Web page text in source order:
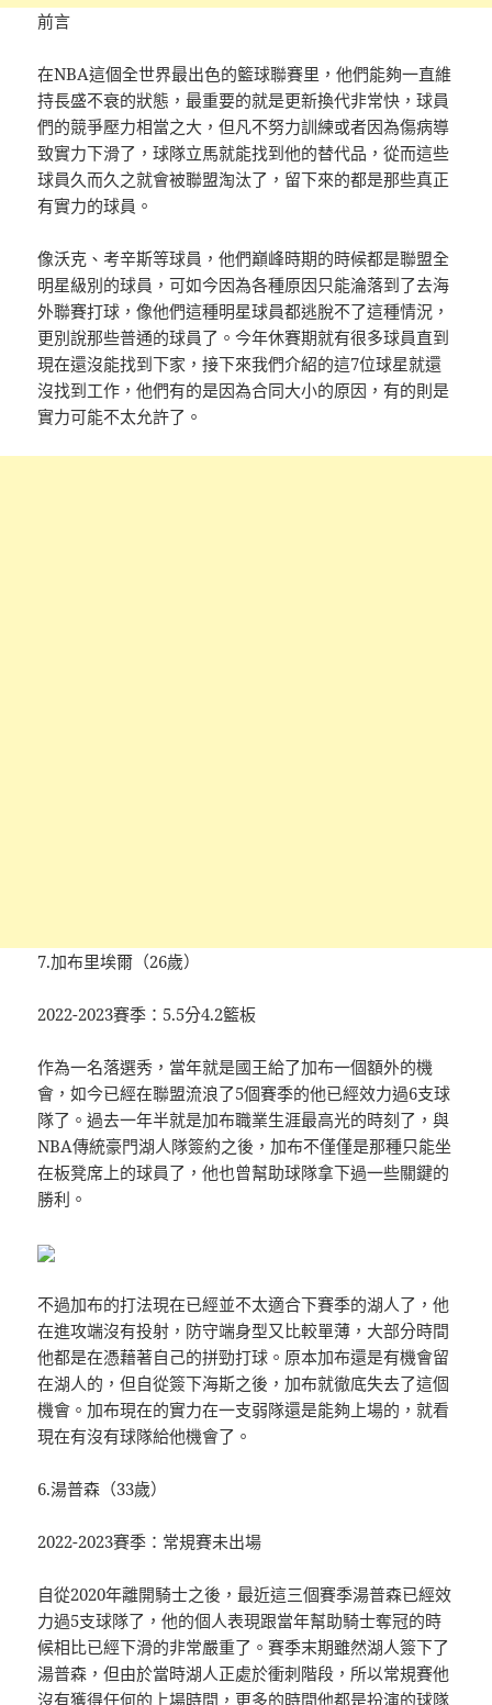
前言
在NBA這個全世界最出色的籃球聯賽里，他們能夠一直維
持長盛不衰的狀態，最重要的就是更新換代非常快，球員
們的競爭壓力相當之大，但凡不努力訓練或者因為傷病導
致實力下滑了，球隊立馬就能找到他的替代品，從而這些
球員久而久之就會被聯盟淘汰了，留下來的都是那些真正
有實力的球員。
像沃克、考辛斯等球員，他們巔峰時期的時候都是聯盟全
明星級別的球員，可如今因為各種原因只能淪落到了去海
外聯賽打球，像他們這種明星球員都逃脫不了這種情況，
更別說那些普通的球員了。今年休賽期就有很多球員直到
現在還沒能找到下家，接下來我們介紹的這7位球星就還
沒找到工作，他們有的是因為合同大小的原因，有的則是
實力可能不太允許了。
7.加布里埃爾（26歲）
2022-2023賽季：5.5分4.2籃板
作為一名落選秀，當年就是國王給了加布一個額外的機
會，如今已經在聯盟流浪了5個賽季的他已經效力過6支球
隊了。過去一年半就是加布職業生涯最高光的時刻了，與
NBA傳統豪門湖人隊簽約之後，加布不僅僅是那種只能坐
在板凳席上的球員了，他也曾幫助球隊拿下過一些關鍵的
勝利。
不過加布的打法現在已經並不太適合下賽季的湖人了，他
在進攻端沒有投射，防守端身型又比較單薄，大部分時間
他都是在憑藉著自己的拼勁打球。原本加布還是有機會留
在湖人的，但自從簽下海斯之後，加布就徹底失去了這個
機會。加布現在的實力在一支弱隊還是能夠上場的，就看
現在有沒有球隊給他機會了。
6.湯普森（33歲）
2022-2023賽季：常規賽未出場
自從2020年離開騎士之後，最近這三個賽季湯普森已經效
力過5支球隊了，他的個人表現跟當年幫助騎士奪冠的時
候相比已經下滑的非常嚴重了。賽季末期雖然湖人簽下了
湯普森，但由於當時湖人正處於衝刺階段，所以常規賽他
沒有獲得任何的上場時間，更多的時間他都是扮演的球隊